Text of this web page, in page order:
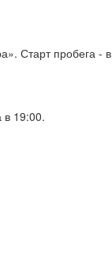
Старт пробега - в
в 19:00.